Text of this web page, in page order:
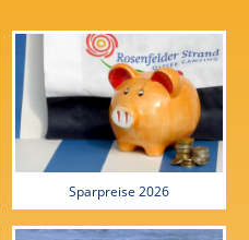
Sparpreise 2026